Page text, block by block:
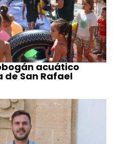
acuático
San Rafael